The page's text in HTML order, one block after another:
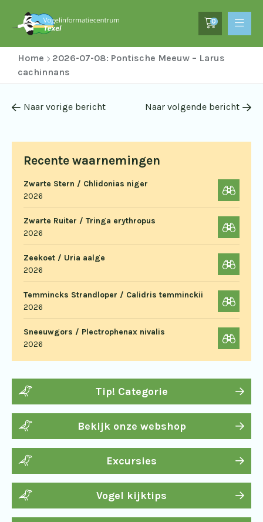
0
Home
2026-07-08: Pontische Meeuw – Larus
cachinnans
Recente waarnemingen
Zwarte Stern / Chlidonias niger
2026
Zwarte Ruiter / Tringa erythropus
2026
Zeekoet / Uria aalge
2026
Temmincks Strandloper / Calidris temminckii
2026
Sneeuwgors / Plectrophenax nivalis
2026
Tip! Categorie
Bekijk onze webshop
Excursies
Vogel kijktips
Naar vorige bericht Naar volgende bericht